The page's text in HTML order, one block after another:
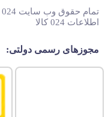
اطلاعات 024 کالا
مجوزهای رسمی دولتی: